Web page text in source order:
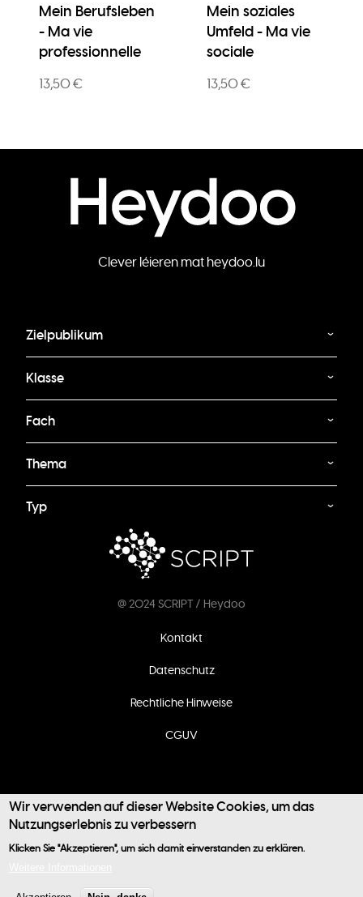
Benutzermenü
Mein Berufsleben
- Ma vie
professionnelle
13,50 €
Mein soziales
Umfeld - Ma vie
sociale
13,50 €
Clever léieren mat heydoo.lu
Zielpublikum
Klasse
Fach
Thema
Typ
@ 2024 SCRIPT / Heydoo
Kontakt
Datenschutz
Rechtliche Hinweise
CGUV
Wir verwenden auf dieser Website Cookies, um das
Nutzungserlebnis zu verbessern
Klicken Sie "Akzeptieren", um sich damit einverstanden zu erklären.